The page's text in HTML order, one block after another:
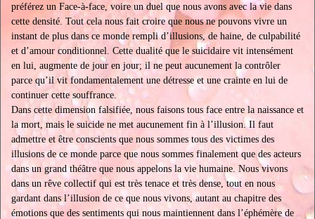
préférez un Face-à-face, voire un duel que nous avons avec la vie dans
cette densité. Tout cela nous fait croire que nous ne pouvons vivre un
instant de plus dans ce monde rempli d’illusions, de haine, de culpabilité
et d’amour conditionnel. Cette dualité que le suicidaire vit intensément
en lui, augmente de jour en jour; il ne peut aucunement la contrôler
parce qu’il vit fondamentalement une détresse et une crainte en lui de
continuer cette souffrance.
Dans cette dimension falsifiée, nous faisons tous face entre la naissance et
la mort, mais le suicide ne met aucunement fin à l’illusion. Il faut
admettre et être conscients que nous sommes tous des victimes des
illusions de ce monde parce que nous sommes finalement que des acteurs
dans un grand théâtre que nous appelons la vie humaine. Nous vivons
dans un rêve collectif qui est très tenace et très dense, tout en nous
gardant dans l’illusion de ce que nous vivons, autant au chapitre des
émotions que des sentiments qui nous maintiennent dans l’éphémère de